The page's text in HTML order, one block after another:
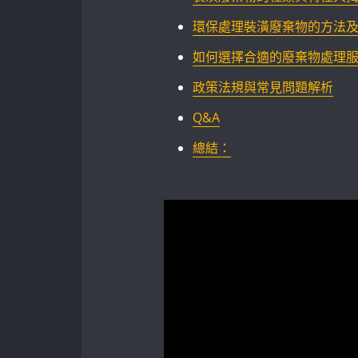
環保處理裝潢廢棄物的方法
如何選擇合適的廢棄物處理
政策法規與常見問題解析
Q&A
總結：